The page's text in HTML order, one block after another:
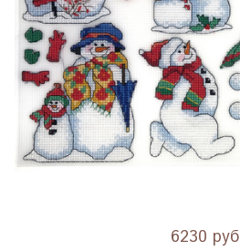
6230 руб